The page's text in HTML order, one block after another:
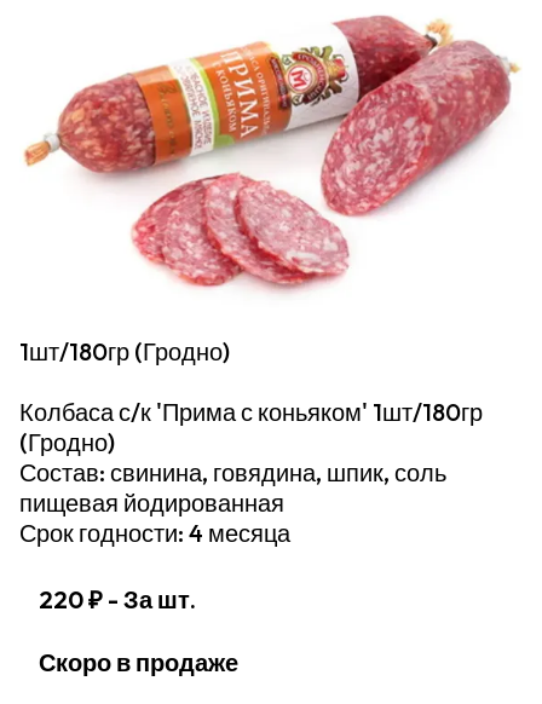
1шт/180гр (Гродно)
Колбаса с/к 'Прима с коньяком' 1шт/180гр
(Гродно)
Состав: свинина, говядина, шпик, соль
пищевая йодированная
Срок годности: 4 месяца
220 ₽ - За шт.
Скоро в продаже